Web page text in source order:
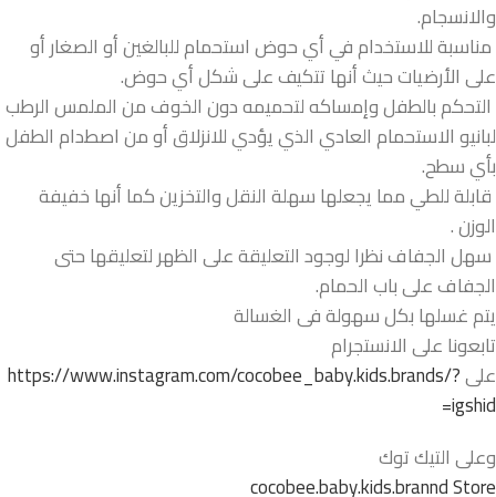
والانسجام.
مناسبة للاستخدام في أي حوض استحمام للبالغين أو الصغار أو
على الأرضيات حيث أنها تتكيف على شكل أي حوض.
التحكم بالطفل وإمساكه لتحميمه دون الخوف من الملمس الرطب
لبانيو الاستحمام العادي الذي يؤدي للانزلاق أو من اصطدام الطفل
بأي سطح.
قابلة للطي مما يجعلها سهلة النقل والتخزين كما أنها خفيفة
الوزن .
سهل الجفاف نظرا لوجود التعليقة على الظهر لتعليقها حتى
الجفاف على باب الحمام.
يتم غسلها بكل سهولة فى الغسالة
تابعونا على الانستجرام
علىhttps://www.instagram.com/cocobee_baby.kids.brands/?
igshid=
وعلى التيك توك
cocobee.baby.kids.brannd Store